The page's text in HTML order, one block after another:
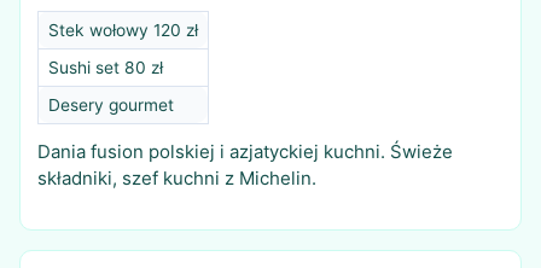
Stek wołowy 120 zł
Sushi set 80 zł
Desery gourmet
Dania fusion polskiej i azjatyckiej kuchni. Świeże
składniki, szef kuchni z Michelin.